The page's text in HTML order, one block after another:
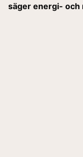
säger energi- och